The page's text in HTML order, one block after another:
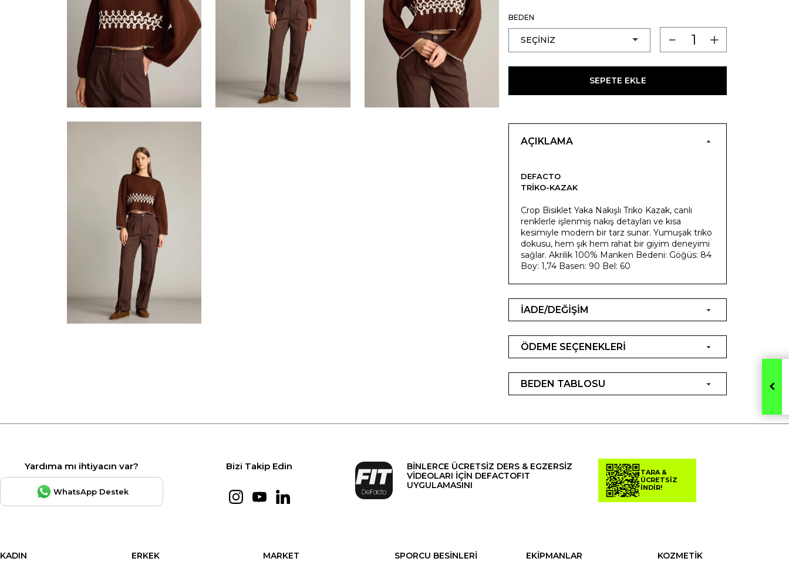
BEDEN
SEPETE EKLE
AÇIKLAMA
DEFACTO
TRIKO-KAZAK
Crop Bisiklet Yaka Nakışlı Triko Kazak, canlı
renklerle işlenmiş nakış detayları ve kısa
kesimiyle modern bir tarz sunar. Yumuşak triko
dokusu, hem şık hem rahat bir giyim deneyimi
sağlar. Akrilik 100% Manken Bedeni: Göğüs: 84
Boy: 1,74 Basen: 90 Bel: 60
İADE/DEĞİŞİM
ÖDEME SEÇENEKLERİ
BEDEN TABLOSU
Yardıma mı ihtiyacın var?
WhatsApp Destek
Bizi Takip Edin
BİNLERCE ÜCRETSİZ DERS & EGZERSİZ
VİDEOLARI İÇİN DEFACTOFIT
UYGULAMASINI
TARA &
ÜCRETSİZ
İNDİR!
KADIN
ERKEK
MARKET
SPORCU BESİNLERİ
EKİPMANLAR
KOZMETİK